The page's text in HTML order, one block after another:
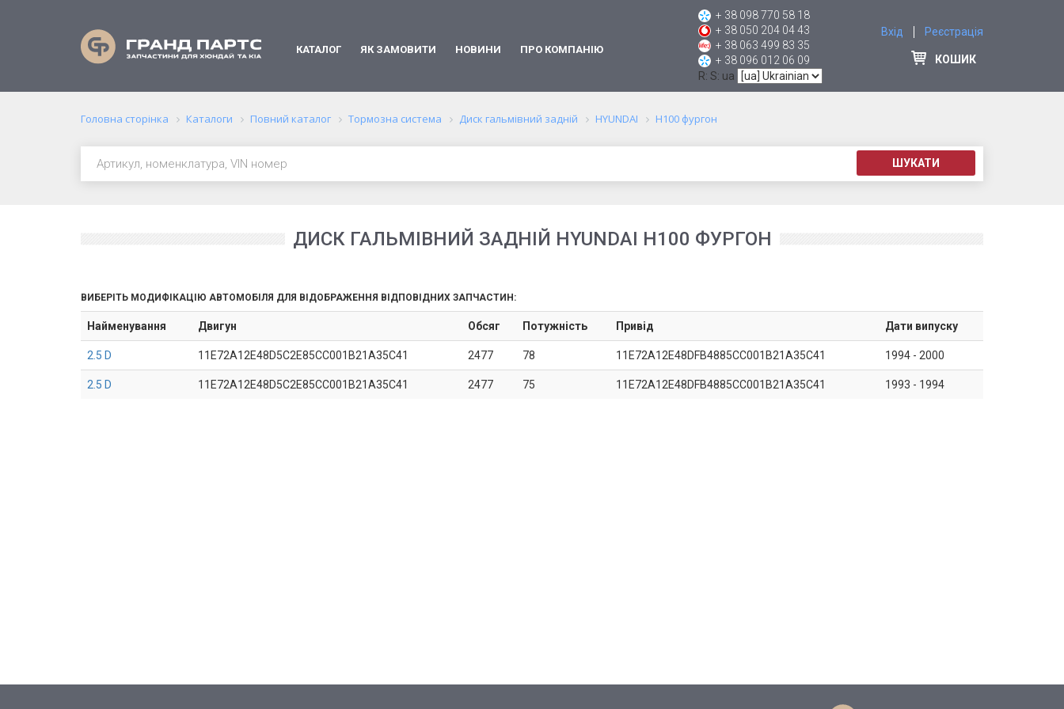
КАТАЛОГ ЯК ЗАМОВИТИ НОВИНИ ПРО КОМПАНІЮ
+ 38 098 770 58 18
+ 38 050 204 04 43
+ 38 063 499 83 35
+ 38 096 012 06 09
R: S: ua
Вхід Реєстрація
КОШИК
Головна сторінка Каталоги Повний каталог Тормозна система Диск гальмівний задній HYUNDAI H100 фургон
ШУКАТИ
ДИСК ГАЛЬМІВНИЙ ЗАДНІЙ HYUNDAI H100 ФУРГОН
ВИБЕРІТЬ МОДИФІКАЦІЮ АВТОМОБІЛЯ ДЛЯ ВІДОБРАЖЕННЯ ВІДПОВІДНИХ ЗАПЧАСТИН:
Найменування Двигун Обсяг Потужність Привід Дати випуску
2.5 D 11E72A12E48D5C2E85CC001B21A35C41 2477 78 11E72A12E48DFB4885CC001B21A35C41 1994 - 2000
2.5 D 11E72A12E48D5C2E85CC001B21A35C41 2477 75 11E72A12E48DFB4885CC001B21A35C41 1993 - 1994